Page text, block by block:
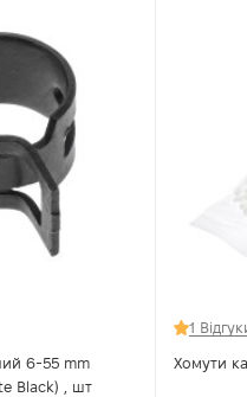
6-55 mm
Black) , шт
1